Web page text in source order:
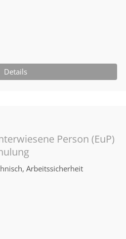
Details
Person (EuP)
Arbeitssicherheit